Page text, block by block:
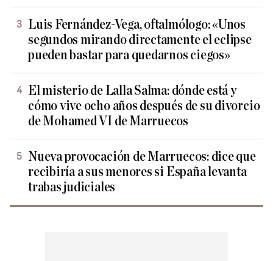
Luis Fernández-Vega, oftalmólogo: «Unos
segundos mirando directamente el eclipse
pueden bastar para quedarnos ciegos»
El misterio de Lalla Salma: dónde está y
cómo vive ocho años después de su divorcio
de Mohamed VI de Marruecos
Nueva provocación de Marruecos: dice que
recibiría a sus menores si España levanta
trabas judiciales